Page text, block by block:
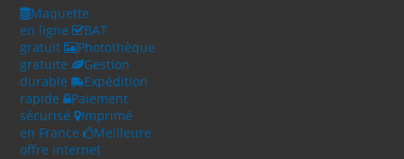
Maquette
en ligne
BAT
gratuit
Photothèque
gratuite
Gestion
durable
Expédition
rapide
Paiement
sécurisé
Imprimé
en France
Meilleure
offre internet